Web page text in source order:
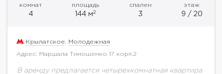
комнат
4
площадь
144 м2
спален
3
этаж
9 / 20
Крылатское Молодежная
Адрес: Маршала Тимошенко 17 корп.2
В аренду предлагается четырехкомнатная квартира